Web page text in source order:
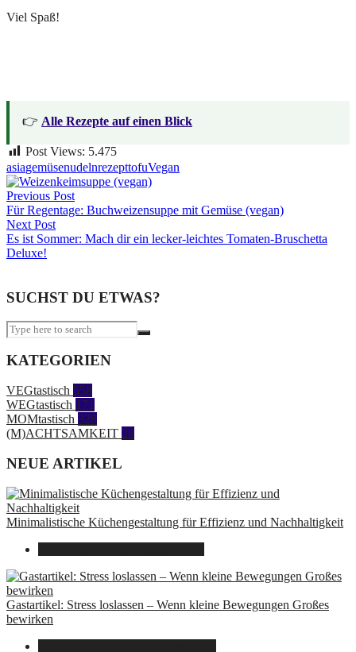
Viel Spaß!
👉 Alle Rezepte auf einen Blick
Post Views: 5.475
asiagemüsenudelnrezepttofuVegan
Beitragsnavigation
Previous Post
Für Regentage: Buchweizensuppe mit Gemüse (vegan)
Next Post
Es ist Sommer: Mach dir ein lecker-leichtes Tomaten-Bruschetta
Deluxe!
SUCHST DU ETWAS?
KATEGORIEN
VEGtastisch 558
WEGtastisch 171
MOMtastisch 328
(M)ACHTSAMKEIT 28
NEUE ARTIKEL
Minimalistische Küchengestaltung für Effizienz und Nachhaltigkeit
Gastartikel: Stress loslassen – Wenn kleine Bewegungen Großes
bewirken